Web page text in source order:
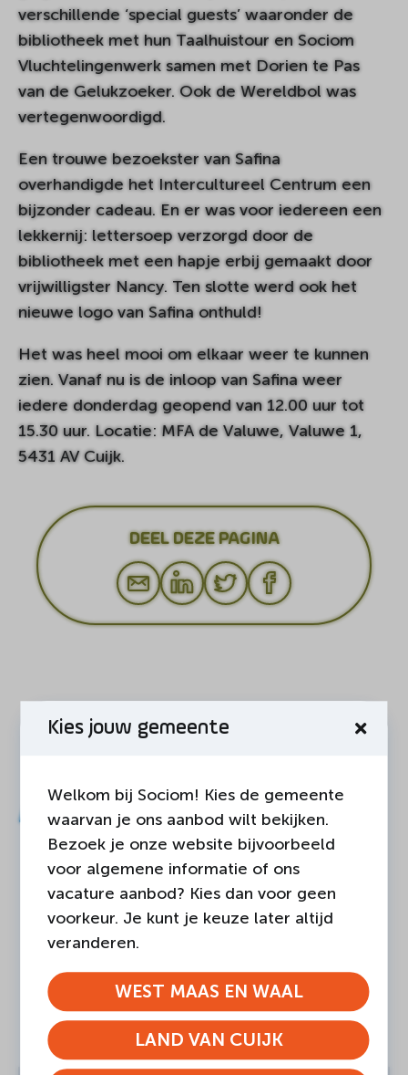
verschillende ‘special guests’ waaronder de
bibliotheek met hun Taalhuistour en Sociom
Vluchtelingenwerk samen met Dorien te Pas
van de Gelukzoeker. Ook de Wereldbol was
vertegenwoordigd.
Een trouwe bezoekster van Safina
overhandigde het Intercultureel Centrum een
bijzonder cadeau. En er was voor iedereen een
lekkernij: lettersoep verzorgd door de
bibliotheek met een hapje erbij gemaakt door
vrijwilligster Nancy. Ten slotte werd ook het
nieuwe logo van Safina onthuld!
Het was heel mooi om elkaar weer te kunnen
zien. Vanaf nu is de inloop van Safina weer
iedere donderdag geopend van 12.00 uur tot
15.30 uur. Locatie: MFA de Valuwe, Valuwe 1,
5431 AV Cuijk.
DEEL DEZE PAGINA
Ander nieuws
Kies jouw gemeente
Welkom bij Sociom! Kies de gemeente
waarvan je ons aanbod wilt bekijken.
Bezoek je onze website bijvoorbeeld
voor algemene informatie of ons
vacature aanbod? Kies dan voor geen
voorkeur. Je kunt je keuze later altijd
veranderen.
WEST MAAS EN WAAL
LAND VAN CUIJK